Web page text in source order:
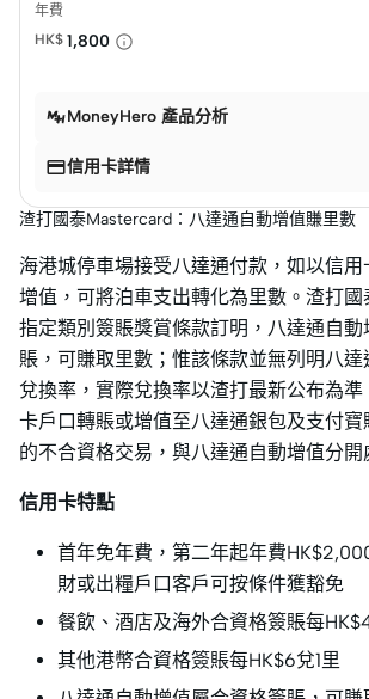
年費
HK$ 1,800
MoneyHero 產品分析
信用卡詳情
渣打國泰Mastercard：八達通自動增值賺里數
海港城停車場接受八達通付款，如以信
增值，可將泊車支出轉化為里數。渣打
指定類別簽賬獎賞條款訂明，八達通自
賬，可賺取里數；惟該條款並無列明八
兌換率，實際兌換率以渣打最新公布為準
卡戶口轉賬或增值至八達通銀包及支付寶
的不合資格交易，與八達通自動增值分開
信用卡特點
首年免年費，第二年起年費
財或出糧戶口客戶可按條件獲豁免
餐飲、酒店及海外合資格簽賬每
其他港幣合資格簽賬每HK$6兌1里